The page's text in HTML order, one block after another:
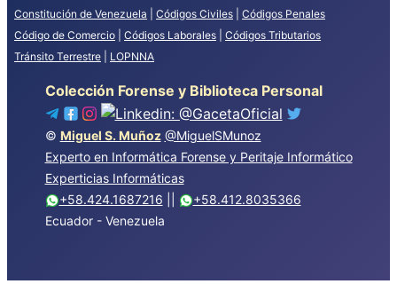
Constitución de Venezuela
Códigos Civiles
Códigos Penales
Código de Comercio
Códigos Laborales
Códigos Tributarios
Tránsito Terrestre
LOPNNA
Colección Forense y Biblioteca Personal
© Miguel S. Muñoz @MiguelSMunoz
Experto en Informática Forense y Peritaje Informático
Experticias Informáticas
+58.424.1687216
+58.412.8035366
Ecuador - Venezuela